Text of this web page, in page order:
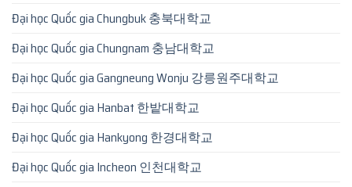
Đại học Quốc gia Chungbuk 충북대학교
Đại học Quốc gia Chungnam 충남대학교
Đại học Quốc gia Gangneung Wonju 강릉원주대학교
Đại học Quốc gia Hanbat 한밭대학교
Đại học Quốc gia Hankyong 한경대학교
Đại học Quốc gia Incheon 인천대학교